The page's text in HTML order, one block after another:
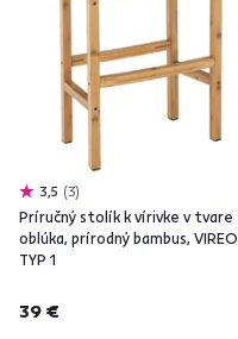
3,5 3
Príručný stolík k vírivke v tvare
oblúka, prírodný bambus, VIREO
TYP 1
39 €